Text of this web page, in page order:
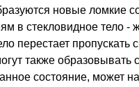
новые ломкие
в стекловидное тело
перестает
также образовывать
состояние, может